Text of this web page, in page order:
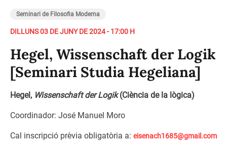
Seminari de Filosofia Moderna
DILLUNS 03 DE JUNY DE 2024 - 17:00 H
Hegel, Wissenschaft der Logik
[Seminari Studia Hegeliana]
Hegel, Wissenschaft der Logik (Ciència de la lògica)
Coordinador: José Manuel Moro
Cal inscripció prèvia obligatòria a: eisenach1685@gmail.com